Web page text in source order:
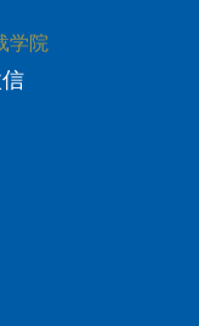
学院